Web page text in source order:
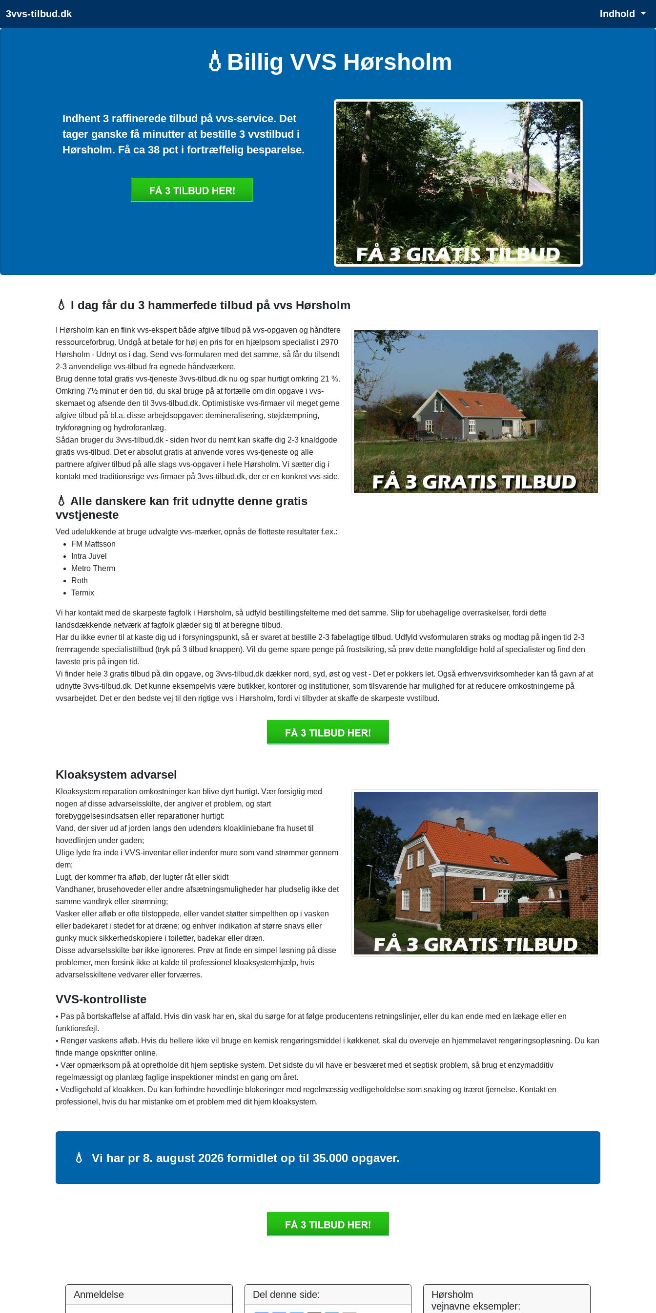
3vvs-tilbud.dk Indhold
💧Billig VVS Hørsholm
Indhent 3 raffinerede tilbud på vvs-service. Det
tager ganske få minutter at bestille 3 vvstilbud i
Hørsholm. Få ca 38 pct i fortræffelig besparelse.
💧 I dag får du 3 hammerfede tilbud på vvs Hørsholm
I Hørsholm kan en flink vvs-ekspert både afgive tilbud på vvs-opgaven og håndtere
ressourceforbrug. Undgå at betale for høj en pris for en hjælpsom specialist i 2970
Hørsholm - Udnyt os i dag. Send vvs-formularen med det samme, så får du tilsendt
2-3 anvendelige vvs-tilbud fra egnede håndværkere.
Brug denne total gratis vvs-tjeneste 3vvs-tilbud.dk nu og spar hurtigt omkring 21 %.
Omkring 7½ minut er den tid, du skal bruge på at fortælle om din opgave i vvs-
skemaet og afsende den til 3vvs-tilbud.dk. Optimistiske vvs-firmaer vil meget gerne
afgive tilbud på bl.a. disse arbejdsopgaver: demineralisering, støjdæmpning,
trykforøgning og hydroforanlæg.
Sådan bruger du 3vvs-tilbud.dk - siden hvor du nemt kan skaffe dig 2-3 knaldgode
gratis vvs-tilbud. Det er absolut gratis at anvende vores vvs-tjeneste og alle
partnere afgiver tilbud på alle slags vvs-opgaver i hele Hørsholm. Vi sætter dig i
kontakt med traditionsrige vvs-firmaer på 3vvs-tilbud.dk, der er en konkret vvs-side.
💧 Alle danskere kan frit udnytte denne gratis
vvstjeneste
Ved udelukkende at bruge udvalgte vvs-mærker, opnås de flotteste resultater f.ex.:
FM Mattsson
Intra Juvel
Metro Therm
Roth
Termix
Vi har kontakt med de skarpeste fagfolk i Hørsholm, så udfyld bestillingsfelterne med det samme. Slip for ubehagelige overraskelser, fordi dette
landsdækkende netværk af fagfolk glæder sig til at beregne tilbud.
Har du ikke evner til at kaste dig ud i forsyningspunkt, så er svaret at bestille 2-3 fabelagtige tilbud. Udfyld vvsformularen straks og modtag på ingen tid 2-3
fremragende specialisttilbud (tryk på 3 tilbud knappen). Vil du gerne spare penge på frostsikring, så prøv dette mangfoldige hold af specialister og find den
laveste pris på ingen tid.
Vi finder hele 3 gratis tilbud på din opgave, og 3vvs-tilbud.dk dækker nord, syd, øst og vest - Det er pokkers let. Også erhvervsvirksomheder kan få gavn af at
udnytte 3vvs-tilbud.dk. Det kunne eksempelvis være butikker, kontorer og institutioner, som tilsvarende har mulighed for at reducere omkostningerne på
vvsarbejdet. Det er den bedste vej til den rigtige vvs i Hørsholm, fordi vi tilbyder at skaffe de skarpeste vvstilbud.
Kloaksystem advarsel
Kloaksystem reparation omkostninger kan blive dyrt hurtigt. Vær forsigtig med
nogen af ​​disse advarselsskilte, der angiver et problem, og start
forebyggelsesindsatsen eller reparationer hurtigt:
Vand, der siver ud af jorden langs den udendørs kloakliniebane fra huset til
hovedlinjen under gaden;
Ulige lyde fra inde i VVS-inventar eller indenfor mure som vand strømmer gennem
dem;
Lugt, der kommer fra afløb, der lugter råt eller skidt
Vandhaner, brusehoveder eller andre afsætningsmuligheder har pludselig ikke det
samme vandtryk eller strømning;
Vasker eller afløb er ofte tilstoppede, eller vandet støtter simpelthen op i vasken
eller badekaret i stedet for at dræne; og enhver indikation af større snavs eller
gunky muck sikkerhedskopiere i toiletter, badekar eller dræn.
Disse advarselsskilte bør ikke ignoreres. Prøv at finde en simpel løsning på disse
problemer, men forsink ikke at kalde til professionel kloaksystemhjælp, hvis
advarselsskiltene vedvarer eller forværres.
VVS-kontrolliste
• Pas på bortskaffelse af affald. Hvis din vask har en, skal du sørge for at følge producentens retningslinjer, eller du kan ende med en lækage eller en
funktionsfejl.
• Rengør vaskens afløb. Hvis du hellere ikke vil bruge en kemisk rengøringsmiddel i køkkenet, skal du overveje en hjemmelavet rengøringsopløsning. Du kan
finde mange opskrifter online.
• Vær opmærksom på at opretholde dit hjem septiske system. Det sidste du vil have er besværet med et septisk problem, så brug et enzymadditiv
regelmæssigt og planlæg faglige inspektioner mindst en gang om året.
• Vedligehold af kloakken. Du kan forhindre hovedlinje blokeringer med regelmæssig vedligeholdelse som snaking og trærot fjernelse. Kontakt en
professionel, hvis du har mistanke om et problem med dit hjem kloaksystem.
💧 Vi har pr 8. august 2026 formidlet op til 35.000 opgaver.
Anmeldelse Del denne side:
Hørsholm
vejnavne eksempler: